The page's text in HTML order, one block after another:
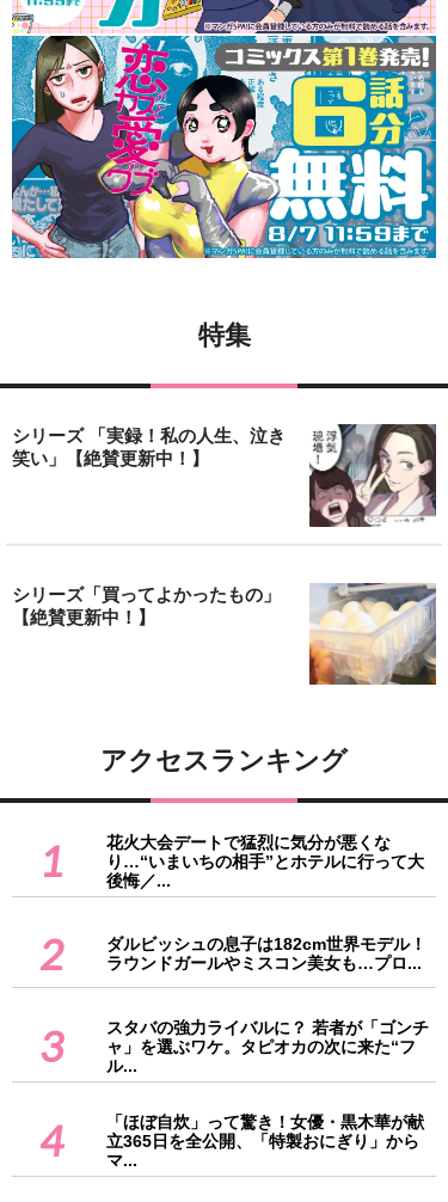
特集
シリーズ 「実録！私の人生、泣き
笑い」【絶賛更新中！】
シリーズ「買ってよかったもの」
【絶賛更新中！】
アクセスランキング
1
花火大会デートで猛烈に気分が悪くな
り…“いまいちの相手”とホテルに行って大
後悔／...
2
ダルビッシュの息子は182cm世界モデル！
ラウンドガールやミスコン美女も…プロ...
3
スタバの強力ライバルに？ 若者が「ゴンチ
ャ」を選ぶワケ。タピオカの次に来た“フ
ル...
4
「ほぼ自炊」って驚き！女優・黒木華が献
立365日を全公開、「特製おにぎり」から
マ...